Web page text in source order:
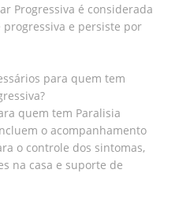
Progressiva é considerada
e persiste por
para quem tem
quem tem Paralisia
o acompanhamento
o controle dos sintomas,
na casa e suporte de